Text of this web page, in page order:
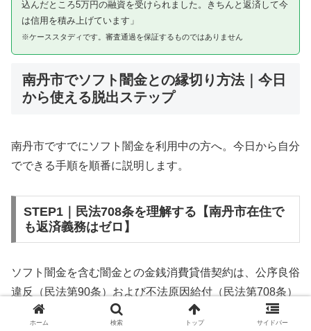
込んだところ5万円の融資を受けられました。きちんと返済して今
は信用を積み上げています」
※ケーススタディです。審査通過を保証するものではありません
南丹市でソフト闇金との縁切り方法｜今日
から使える脱出ステップ
南丹市ですでにソフト闇金を利用中の方へ。今日から自分
でできる手順を順番に説明します。
STEP1｜民法708条を理解する【南丹市在住で
も返済義務はゼロ】
ソフト闇金を含む闇金との金銭消費貸借契約は、公序良俗
違反（民法第90条）および不法原因給付（民法第708条）
に該当するため、法的には無効です。南丹市在住であって
ホーム 検索 トップ サイドバー